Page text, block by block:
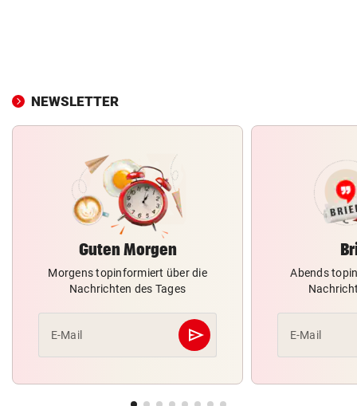
NEWSLETTER
Guten Morgen
Morgens topinformiert über die
Nachrichten des Tages
E-Mail send
Abschicken
Abends
E-Mail